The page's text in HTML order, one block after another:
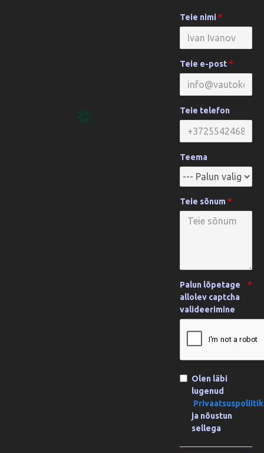
Teie nimi
Teie e-post
Teie telefon
Teema
Teie sõnum
Palun lõpetage
allolev captcha
valideerimine
Olen läbi
lugenud
ja nõustun
sellega